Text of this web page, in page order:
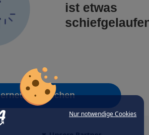
Nur notwendige Cookies
ist etwas
erneut versuchen